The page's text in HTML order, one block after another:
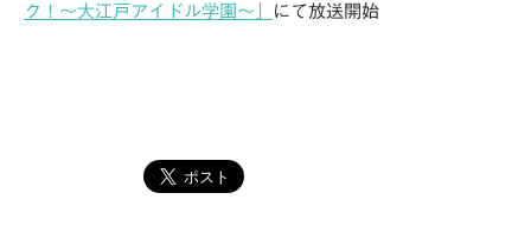
ク！～大江戸アイドル学園～」
にて放送開始